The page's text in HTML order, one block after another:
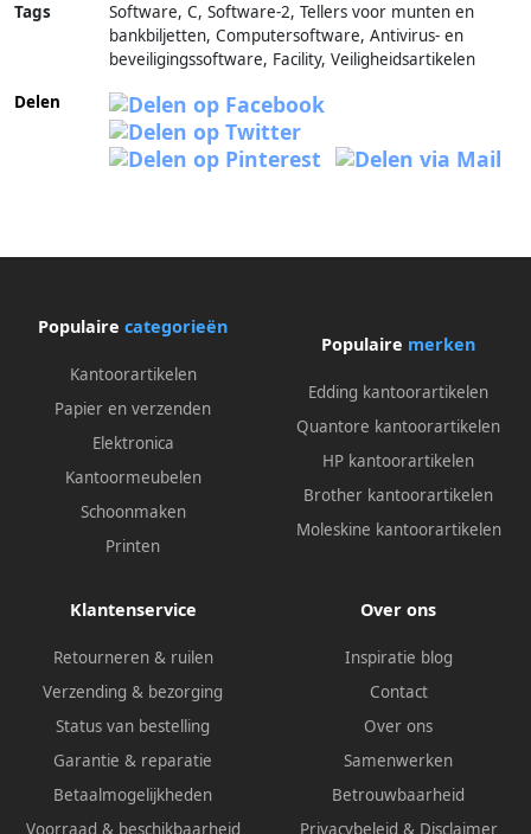
Tags
Software, C, Software-2, Tellers voor munten en
bankbiljetten, Computersoftware, Antivirus- en
beveiligingssoftware, Facility, Veiligheidsartikelen
Delen
Populaire categorieën
Kantoorartikelen
Papier en verzenden
Elektronica
Kantoormeubelen
Schoonmaken
Printen
Populaire merken
Edding kantoorartikelen
Quantore kantoorartikelen
HP kantoorartikelen
Brother kantoorartikelen
Moleskine kantoorartikelen
Klantenservice
Retourneren & ruilen
Verzending & bezorging
Status van bestelling
Garantie & reparatie
Betaalmogelijkheden
Over ons
Inspiratie blog
Contact
Over ons
Samenwerken
Betrouwbaarheid